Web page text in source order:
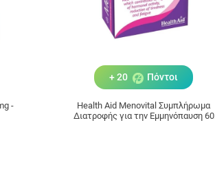
-
+ 20 Πόντοι
Health Aid Menovital Συμπλήρωμα
Διατροφής για την Εμμηνόπαυση 60